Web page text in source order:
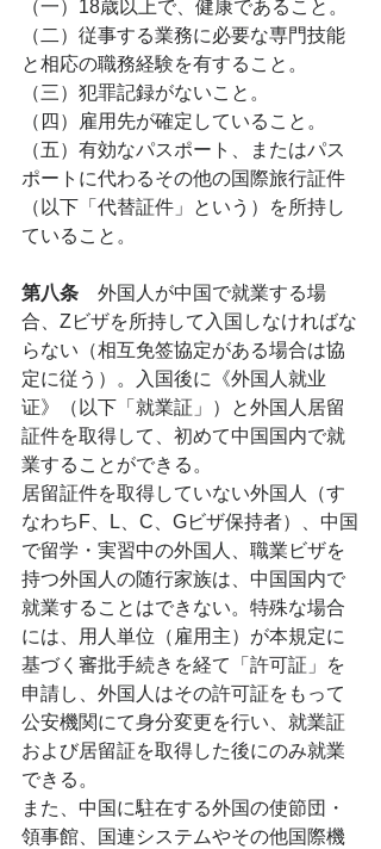
（一）18歳以上で、健康であること。
（二）従事する業務に必要な専門技能
と相応の職務経験を有すること。
（三）犯罪記録がないこと。
（四）雇用先が確定していること。
（五）有効なパスポート、またはパス
ポートに代わるその他の国際旅行証件
（以下「代替証件」という）を所持し
ていること。
第八条 外国人が中国で就業する場
合、Zビザを所持して入国しなければな
らない（相互免签協定がある場合は協
定に従う）。入国後に《外国人就业
证》（以下「就業証」）と外国人居留
証件を取得して、初めて中国国内で就
業することができる。
居留証件を取得していない外国人（す
なわちF、L、C、Gビザ保持者）、中国
で留学・実習中の外国人、職業ビザを
持つ外国人の随行家族は、中国国内で
就業することはできない。特殊な場合
には、用人単位（雇用主）が本規定に
基づく審批手続きを経て「許可証」を
申請し、外国人はその許可証をもって
公安機関にて身分変更を行い、就業証
および居留証を取得した後にのみ就業
できる。
また、中国に駐在する外国の使節団・
領事館、国連システムやその他国際機